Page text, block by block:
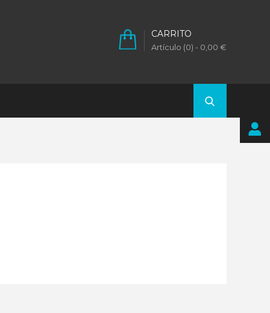
CARRITO
Artículo (0) - 0,00 €